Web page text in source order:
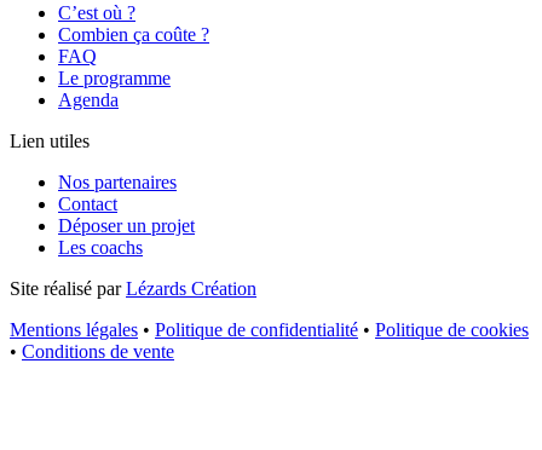
C’est où ?
Combien ça coûte ?
FAQ
Le programme
Agenda
Lien utiles
Nos partenaires
Contact
Déposer un projet
Les coachs
Site réalisé parLézards Création
Mentions légales • Politique de confidentialité • Politique de cookies
• Conditions de vente